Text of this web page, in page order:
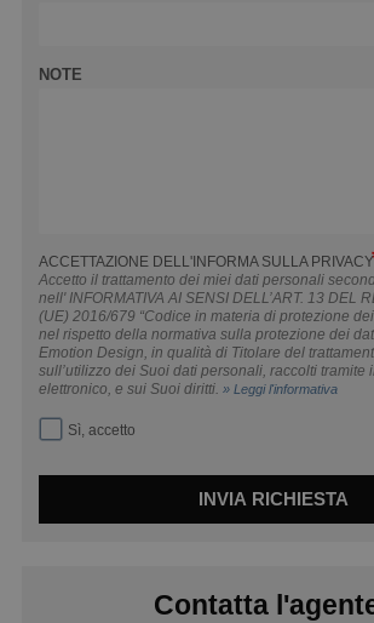
NOTE
ACCETTAZIONE DELL'INFORMA SULLA PRIVACY
Accetto il trattamento dei miei dati personali
nell' INFORMATIVA AI SENSI DELL’ART. 13 DEL
(UE) 2016/679 “Codice in materia di protezione
nel rispetto della normativa sulla protezione dei
Emotion Design, in qualità di Titolare del
sull’utilizzo dei Suoi dati personali, raccolti tramite
elettronico, e sui Suoi diritti.» Leggi l'informativa
Sì, accetto
INVIA RICHIESTA
Contatta